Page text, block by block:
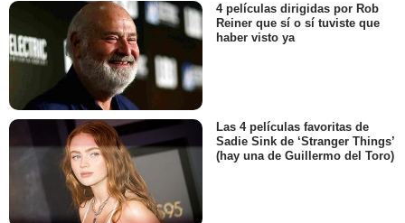
4 películas dirigidas por Rob
Reiner que sí o sí tuviste que
haber visto ya
Las 4 películas favoritas de
Sadie Sink de ‘Stranger Things’
(hay una de Guillermo del Toro)